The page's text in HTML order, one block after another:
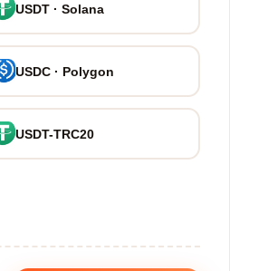
USDT · Solana
USDC · Polygon
USDT-TRC20